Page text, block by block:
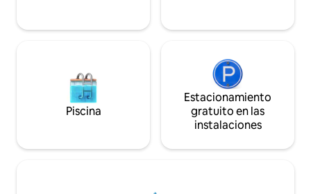
Piscina
Estacionamiento
gratuito en las
instalaciones